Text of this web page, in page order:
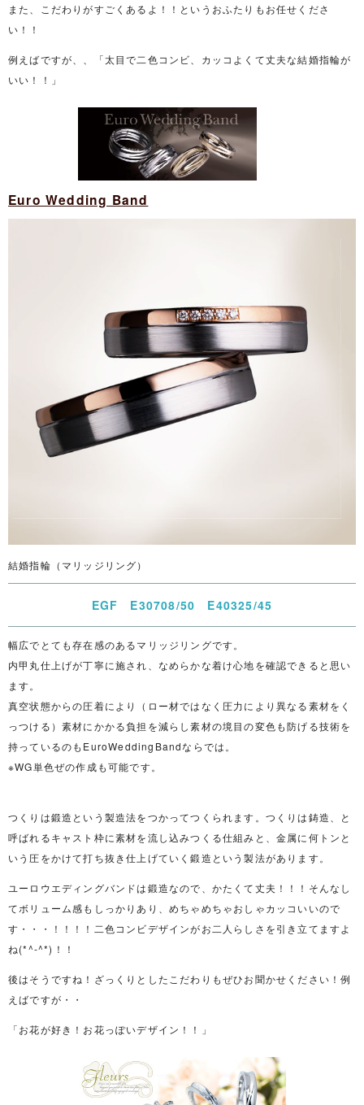
また、こだわりがすごくあるよ！！というおふたりもお任せくださ
い！！
例えばですが、、「太目で二色コンビ、カッコよくて丈夫な結婚指輪が
いい！！」
Euro Wedding Band
結婚指輪（マリッジリング）
EGF E30708/50 E40325/45
幅広でとても存在感のあるマリッジリングです。
内甲丸仕上げが丁寧に施され、なめらかな着け心地を確認できると思い
ます。
真空状態からの圧着により（ロー材ではなく圧力により異なる素材をく
っつける）素材にかかる負担を減らし素材の境目の変色も防げる技術を
持っているのもEuroWeddingBandならでは。
※WG単色ぜの作成も可能です。
つくりは鍛造という製造法をつかってつくられます。つくりは鋳造、と
呼ばれるキャスト枠に素材を流し込みつくる仕組みと、金属に何トンと
いう圧をかけて打ち抜き仕上げていく鍛造という製法があります。
ユーロウエディングバンドは鍛造なので、かたくて丈夫！！！そんなし
てボリューム感もしっかりあり、めちゃめちゃおしゃカッコいいので
す・・・！！！！二色コンビデザインがお二人らしさを引き立てますよ
ね(*^-^*)！！
後はそうですね！ざっくりとしたこだわりもぜひお聞かせください！例
えばですが・・
「お花が好き！お花っぽいデザイン！！」